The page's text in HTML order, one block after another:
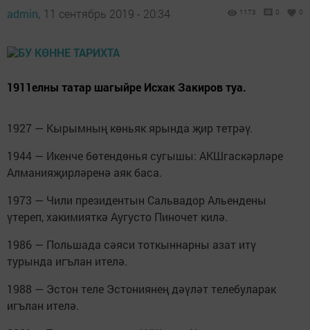
admin, 11 сентябрь 2019 - 20:34 1173 0 0
1911елны татар шагыйре Исхак Закиров туа.
1927 — Кырымның көньяк ярында җир тетрәү.
1944 — Икенче бөтендөнья сугышы: АКШгаскәрләре
Алманияҗирләренә аяк баса.
1973 — Чили президентын Сальвадор Альендены
үтереп, хакимияткә Аугусто Пиночет килә.
1986 — Польшада сәяси тоткыннарны азат итү
турында игълан ителә.
1988 — Эстон теле Эстониянең дәүләт телебуларак
игълан ителә.